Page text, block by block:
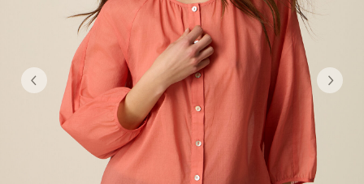
Precedente